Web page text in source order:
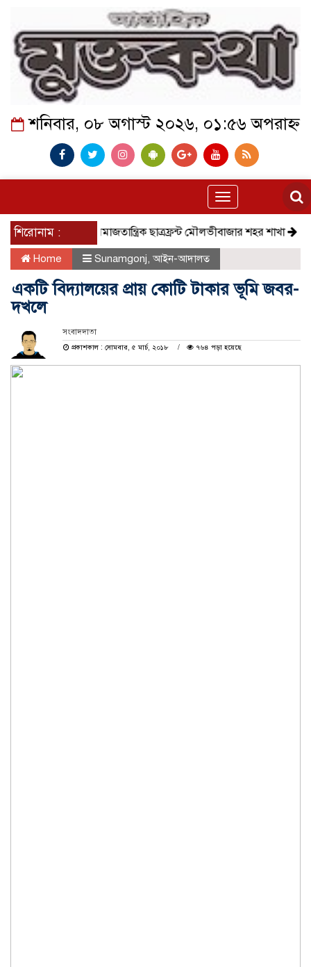
শনিবার, ০৮ অগাস্ট ২০২৬, ০১:৫৬ অপরাহ্ন
Toggle
navigation
শিরোনাম : সমাজতান্ত্রিক ছাত্রফ্রন্ট মৌলভীবাজার শহর শাখা কেমন
Home Sunamgonj, আইন-আদালত
একটি বিদ্যালয়ের প্রায় কোটি টাকার ভূমি জবর-
দখলে
সংবাদদাতা
প্রকাশকাল : সোমবার, ৫ মার্চ, ২০১৮
৭৬৪ পড়া হয়েছে